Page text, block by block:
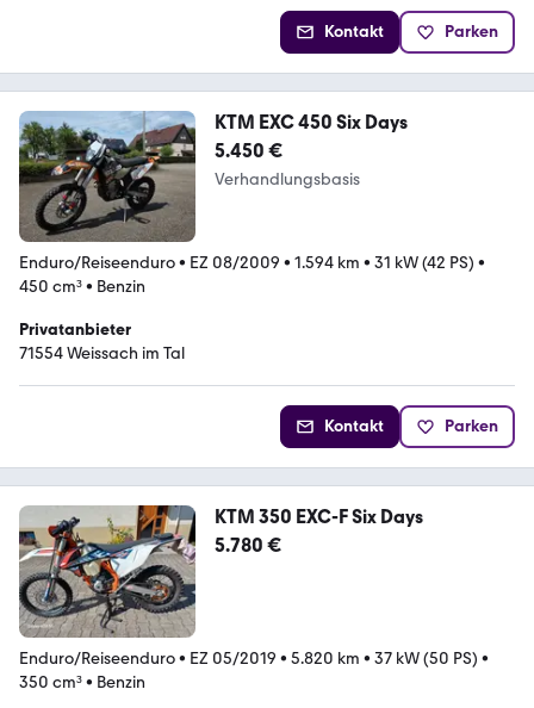
Kontakt Parken
KTM EXC 450 Six Days
5.450 €
Verhandlungsbasis
Enduro/Reiseenduro• EZ 08/2009 • 1.594 km • 31 kW (42 PS) •
450 cm³• Benzin
Privatanbieter
71554 Weissach im Tal
Kontakt Parken
KTM 350 EXC-F Six Days
5.780 €
Enduro/Reiseenduro• EZ 05/2019 • 5.820 km • 37 kW (50 PS) •
350 cm³• Benzin